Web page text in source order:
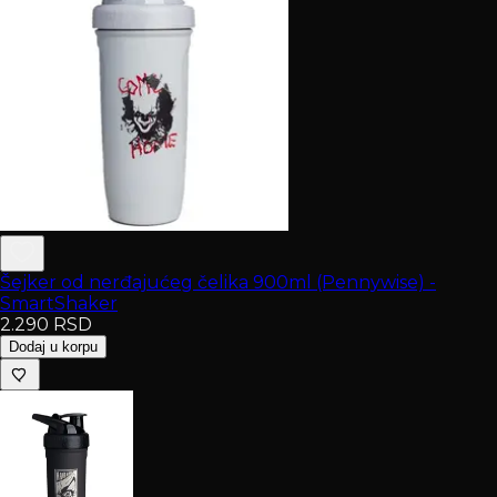
Šejker od nerđajućeg čelika 900ml (Pennywise) -
SmartShaker
2.290 RSD
Dodaj u korpu